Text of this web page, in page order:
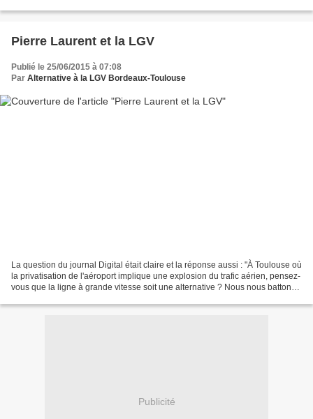
Pierre Laurent et la LGV
Publié le 25/06/2015 à 07:08
Par Alternative à la LGV Bordeaux-Toulouse
La question du journal Digital était claire et la réponse aussi : "À Toulouse où
la privatisation de l'aéroport implique une explosion du trafic aérien, pensez-
vous que la ligne à grande vitesse soit une alternative ? Nous nous battons
Publicité